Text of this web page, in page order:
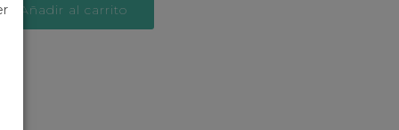
Añadir al carrito